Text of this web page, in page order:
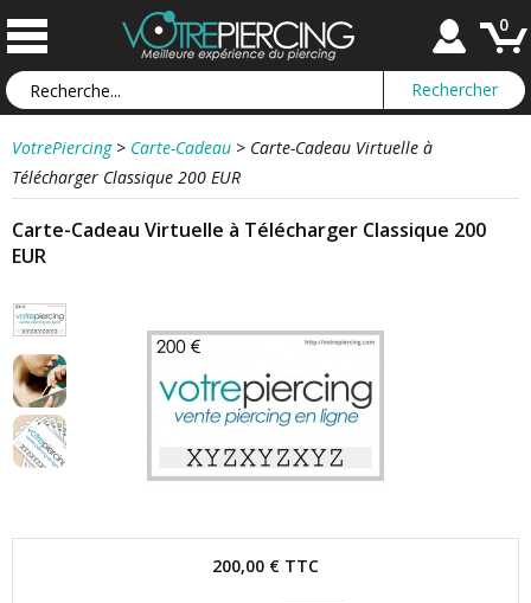
0
VotrePiercing > Carte-Cadeau > Carte-Cadeau Virtuelle à
Télécharger Classique 200 EUR
Carte-Cadeau Virtuelle à Télécharger Classique 200
EUR
200,00 € TTC